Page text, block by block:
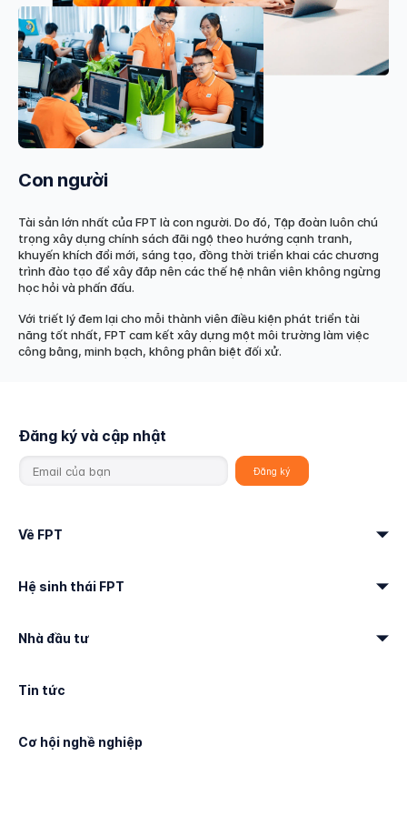
Con người
Tài sản lớn nhất của FPT là con người. Do đó, Tập đoàn luôn chú
trọng xây dựng chính sách đãi ngộ theo hướng cạnh tranh,
khuyến khích đổi mới, sáng tạo, đồng thời triển khai các chương
trình đào tạo để xây đắp nên các thế hệ nhân viên không ngừng
học hỏi và phấn đấu.
Với triết lý đem lại cho mỗi thành viên điều kiện phát triển tài
năng tốt nhất, FPT cam kết xây dựng một môi trường làm việc
công bằng, minh bạch, không phân biệt đối xử.
Đăng ký và cập nhật
Về FPT
Hệ sinh thái FPT
Nhà đầu tư
Tin tức
Cơ hội nghề nghiệp